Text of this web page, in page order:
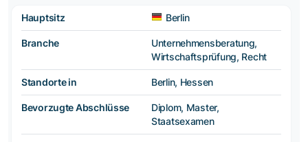
Hauptsitz Berlin
Branche
Unternehmensberatung,
Wirtschaftsprüfung, Recht
Standorte in Berlin, Hessen
Bevorzugte Abschlüsse
Diplom, Master,
Staatsexamen